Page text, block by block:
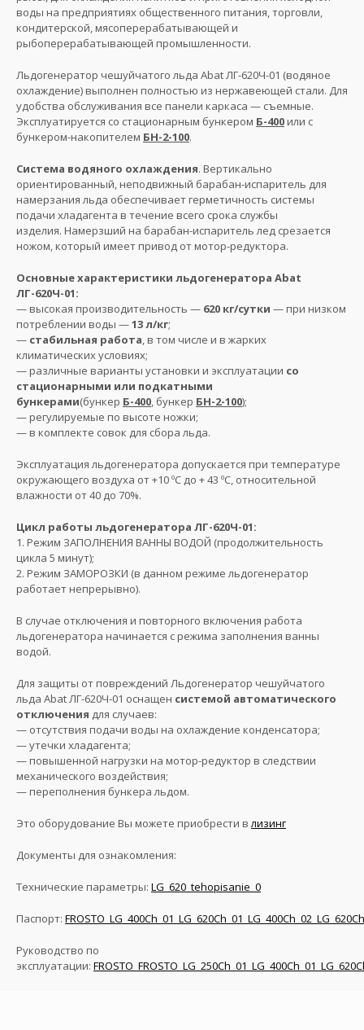
воды на предприятиях общественного питания, торговли,
кондитерской, мясоперерабатывающей и
рыбоперерабатывающей промышленности.
Льдогенератор чешуйчатого льда Abat ЛГ-620Ч-01 (водяное
охлаждение) выполнен полностью из нержавеющей стали. Для
удобства обслуживания все панели каркаса — съемные.
Эксплуатируется со стационарным бункером Б-400или с
бункером-накопителем БН-2-100.
Система водяного охлаждения. Вертикально
ориентированный, неподвижный барабан-испаритель для
намерзания льда обеспечивает герметичность системы
подачи хладагента в течение всего срока службы
изделия. Намерзший на барабан-испаритель лед срезается
ножом, который имеет привод от мотор-редуктора.
Основные характеристики льдогенератора Abat
ЛГ-620Ч-01:
— высокая производительность — 620 кг/сутки — при низком
потреблении воды —13 л/кг;
— стабильная работа, в том числе и в жарких
климатических условиях;
— различные варианты установки и эксплуатации со
стационарными или подкатными
бункерами(бункер Б-400, бункер БН-2-100);
— регулируемые по высоте ножки;
— в комплекте совок для сбора льда.
Эксплуатация льдогенератора допускается при температуре
окружающего воздуха от +10 ºС до + 43 ºС, относительной
влажности от 40 до 70%.
Цикл работы льдогенератора ЛГ-620Ч-01:
1. Режим ЗАПОЛНЕНИЯ ВАННЫ ВОДОЙ (продолжительность
цикла 5 минут);
2. Режим ЗАМОРОЗКИ (в данном режиме льдогенератор
работает непрерывно).
В случае отключения и повторного включения работа
льдогенератора начинается с режима заполнения ванны
водой.
Для защиты от повреждений Льдогенератор чешуйчатого
льда Abat ЛГ-620Ч-01 оснащен системой автоматического
отключения для случаев:
— отсутствия подачи воды на охлаждение конденсатора;
— утечки хладагента;
— повышенной нагрузки на мотор-редуктор в следствии
механического воздействия;
— переполнения бункера льдом.
Это оборудование Вы можете приобрести влизинг
Документы для ознакомления:
Технические параметры: LG_620_tehopisanie_0
Паспорт:
Руководство по
эксплуатации: